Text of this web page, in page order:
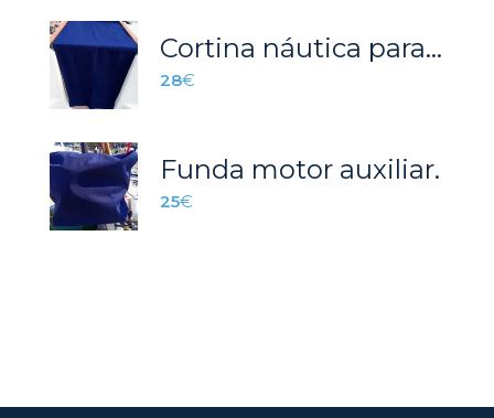
Cortina náutica para el portón de acceso.
28€
Funda motor auxiliar.
25€